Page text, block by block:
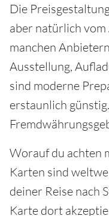
Die
aber natürlich
manchen
Ausstellung,
sind moderne
erstaunlich
Worauf du achten
Karten sind
deiner Reise nach
Karte dort